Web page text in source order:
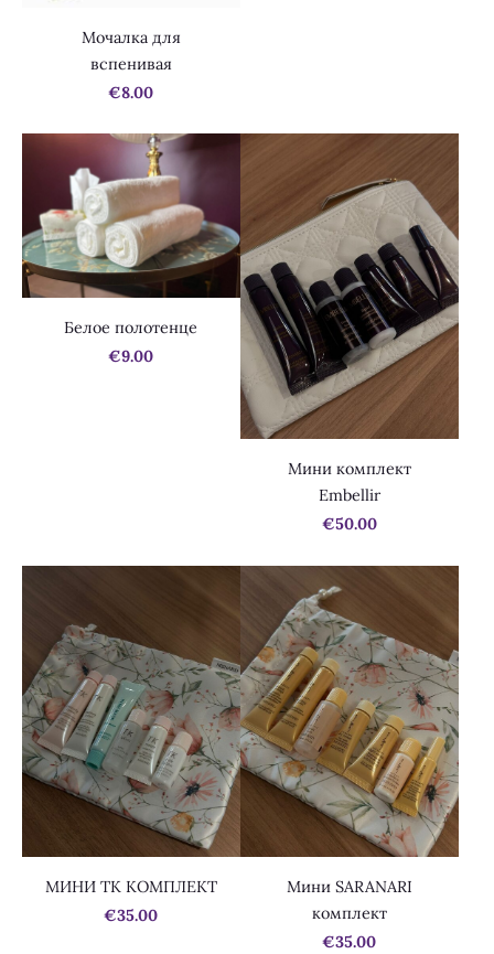
Мочалка для
вспенивая
€8.00
Белое полотенце
€9.00
Мини комплект
Embellir
€50.00
МИНИ ТК КОМПЛЕКТ
€35.00
Мини SARANARI
комплект
€35.00